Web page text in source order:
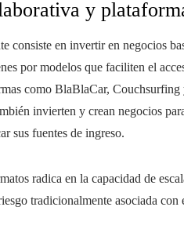
y
consiste en invertir en negocios
por modelos que faciliten el
como BlaBlaCar,
invierten y crean negocios
sus fuentes de ingreso.
radica en la capacidad de
tradicionalmente asociada con